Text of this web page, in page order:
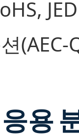
(AEC-
용